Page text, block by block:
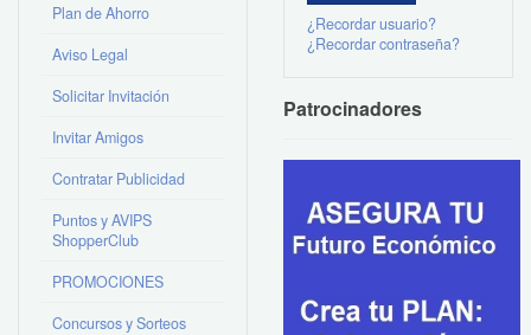
Plan de Ahorro
Aviso Legal
Solicitar Invitación
Invitar Amigos
Contratar Publicidad
Puntos y AVIPS
ShopperClub
PROMOCIONES
Concursos y Sorteos
¿Recordar usuario?
¿Recordar contraseña?
Patrocinadores